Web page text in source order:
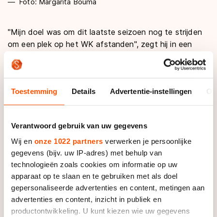
Toestemming Details Advertentie-instellingen
Verantwoord gebruik van uw gegevens
Wij en onze 1022 partners verwerken je persoonlijke
gegevens (bijv. uw IP-adres) met behulp van
technologieën zoals cookies om informatie op uw
apparaat op te slaan en te gebruiken met als doel
gepersonaliseerde advertenties en content, metingen aan
advertenties en content, inzicht in publiek en
productontwikkeling. U kunt kiezen wie uw gegevens
"Mijn doel was om dit laatste seizoen nog te strijden
om een plek op het WK afstanden", zegt hij in een
persbericht. "Als dat was gelukt, zou dat een prachtige
beloning zijn geweest! Gezien het hoge niveau op de
tien kilometer moet er een klein wonder nodig zijn om
mijzelf in de WK-ploeg te rijden."
zouden zijn, trok De Jong na zijn 5000 meter van
zondag. "Na een goede en mooie zomer getraind te
hebben, is het super dat ik nu samen met Team
Corendon de winter in gegaan ben, helaas moet ik
echter concluderen dat de resultaten in de
wedstrijden niet goed genoeg meer zijn. Ik sta voor
het eerst niet op het podium tijdens een NK", stelt hij
zelfs een dag voor de 10.000 meter.